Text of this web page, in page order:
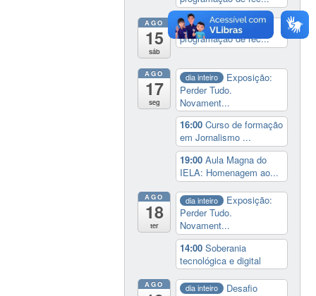
AGO
15
sáb
19:00 Cine paredão:
programação de rec...
AGO
17
seg
dia inteiro
Exposição:
Perder Tudo.
Novament...
16:00Curso de formação
em Jornalismo ...
19:00Aula Magna do
IELA: Homenagem ao...
AGO
18
ter
dia inteiro
Exposição:
Perder Tudo.
Novament...
14:00Soberania
tecnológica e digital
AGO dia inteiro
Desafio